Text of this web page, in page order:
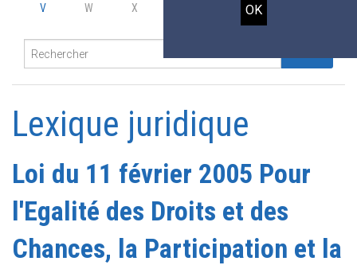
V
W X
Lexique juridique
Loi du 11 février 2005 Pour
l'Egalité des Droits et des
Chances, la Participation et la